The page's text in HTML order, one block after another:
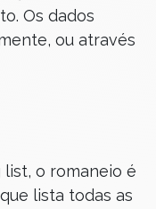
Os dados
ou através
o romaneio é
lista todas as